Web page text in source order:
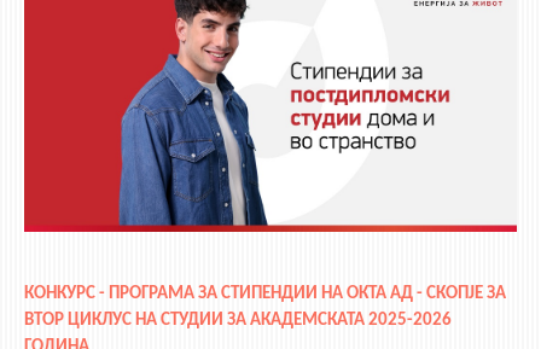
ДА ВИНЧИ МАГАЗИН
СТИПЕНДИИ/ПРАКСИ
СТИПЕНДИИ
КОНКУРС - ПРОГРАМА ЗА СТИПЕНДИИ НА ОКТА АД - СКОПЈЕ ЗА
ВТОР ЦИКЛУС НА СТУДИИ ЗА АКАДЕМСКАТА 2025-2026